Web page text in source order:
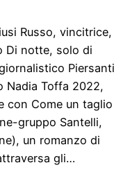
Russo, vincitrice,
Di notte, solo di
Piersanti
Nadia Toffa 2022,
con Come un taglio
gruppo Santelli,
un romanzo di
gli…